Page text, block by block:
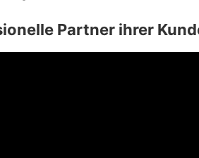
Partner ihrer